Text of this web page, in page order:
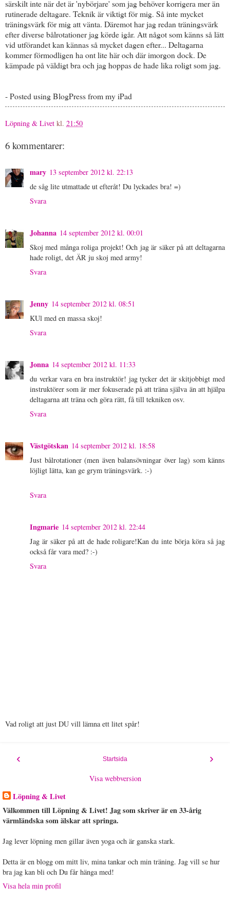
särskilt inte när det är 'nybörjare' som jag behöver korrigera mer än
rutinerade deltagare. Teknik är viktigt för mig. Så inte mycket
träningsvärk för mig att vänta. Däremot har jag redan träningsvärk
efter diverse bålrotationer jag körde igår. Att något som känns så lätt
vid utförandet kan kännas så mycket dagen efter... Deltagarna
kommer förmodligen ha ont lite här och där imorgon dock. De
kämpade på väldigt bra och jag hoppas de hade lika roligt som jag.
- Posted using BlogPress from my iPad
Löpning & Livet kl. 21:50
6 kommentarer:
mary 13 september 2012 kl. 22:13
de såg lite utmattade ut efteråt! Du lyckades bra! =)
Svara
Johanna 14 september 2012 kl. 00:01
Skoj med många roliga projekt! Och jag är säker på att deltagarna
hade roligt, det ÄR ju skoj med army!
Svara
Jenny 14 september 2012 kl. 08:51
KUl med en massa skoj!
Svara
Jonna 14 september 2012 kl. 11:33
du verkar vara en bra instruktör! jag tycker det är skitjobbigt med
instruktörer som är mer fokuserade på att träna själva än att hjälpa
deltagarna att träna och göra rätt, få till tekniken osv.
Svara
Västgötskan 14 september 2012 kl. 18:58
Just bålrotationer (men även balansövningar över lag) som känns
löjligt lätta, kan ge grym träningsvärk. :-)
Svara
Ingmarie 14 september 2012 kl. 22:44
Jag är säker på att de hade roligare!Kan du inte börja köra så jag
också får vara med? :-)
Svara
Vad roligt att just DU vill lämna ett litet spår!
‹ ›
Startsida
Visa webbversion
Löpning & Livet
Välkommen till Löpning & Livet! Jag som skriver är en 33-årig
värmländska som älskar att springa.
Jag lever löpning men gillar även yoga och är ganska stark.
Detta är en blogg om mitt liv, mina tankar och min träning. Jag vill se hur
bra jag kan bli och Du får hänga med!
Visa hela min profil